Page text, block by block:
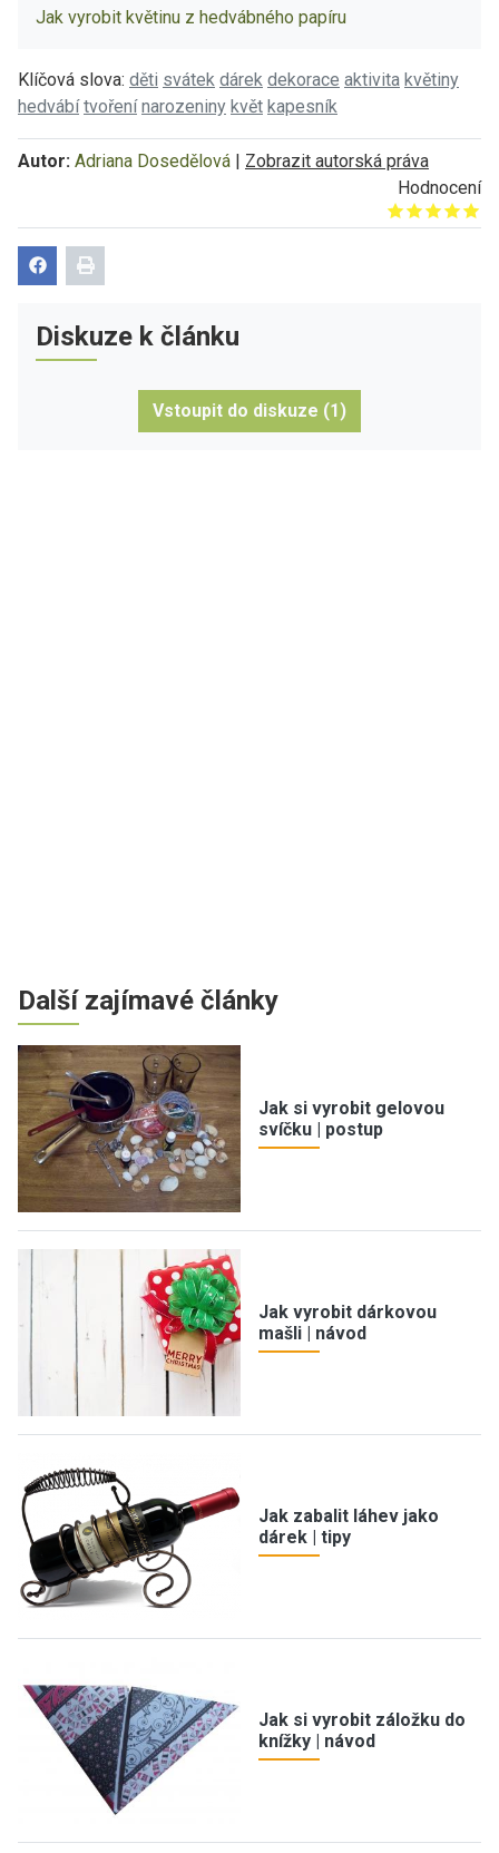
Jak vyrobit květinu z hedvábného papíru
Klíčová slova: děti svátek dárek dekorace aktivita květiny
hedvábí tvoření narozeniny květ kapesník
Autor: Adriana Dosedělová | Zobrazit autorská práva
Hodnocení
Give it 1/5
Give it 2/5
Give it 3/5
Give it 4/5
Give it 5/5
Diskuze k článku
Vstoupit do diskuze (1)
Další zajímavé články
Jak si vyrobit gelovou
svíčku | postup
Jak vyrobit dárkovou
mašli | návod
Jak zabalit láhev jako
dárek | tipy
Jak si vyrobit záložku do
knížky | návod